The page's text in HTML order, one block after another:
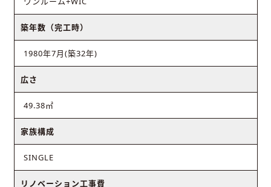
築年数（完工時）
1980年7月(築32年)
広さ
49.38㎡
家族構成
SINGLE
リノベーション工事費